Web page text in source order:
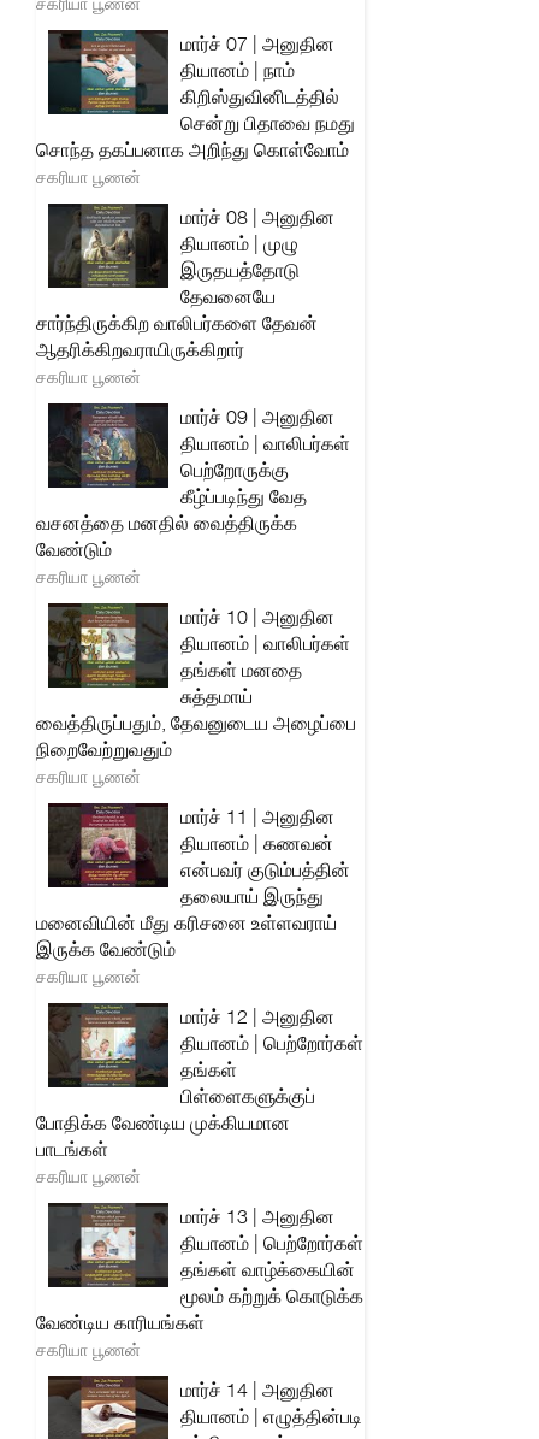
மார்ச் 07 | அனுதின
தியானம் | நாம்
கிறிஸ்துவினிடத்தில்
சென்று பிதாவை நமது
சொந்த தகப்பனாக அறிந்து கொள்வோம்
சகரியா பூணன்
மார்ச் 08 | அனுதின
தியானம் | முழு
இருதயத்தோடு
தேவனையே
சார்ந்திருக்கிற வாலிபர்களை தேவன்
ஆதரிக்கிறவராயிருக்கிறார்
சகரியா பூணன்
மார்ச் 09 | அனுதின
தியானம் | வாலிபர்கள்
பெற்றோருக்கு
கீழ்ப்படிந்து வேத
வசனத்தை மனதில் வைத்திருக்க
வேண்டும்
சகரியா பூணன்
மார்ச் 10 | அனுதின
தியானம் | வாலிபர்கள்
தங்கள் மனதை
சுத்தமாய்
வைத்திருப்பதும், தேவனுடைய அழைப்பை
நிறைவேற்றுவதும்
சகரியா பூணன்
மார்ச் 11 | அனுதின
தியானம் | கணவன்
என்பவர் குடும்பத்தின்
தலையாய் இருந்து
மனைவியின் மீது கரிசனை உள்ளவராய்
இருக்க வேண்டும்
சகரியா பூணன்
மார்ச் 12 | அனுதின
தியானம் | பெற்றோர்கள்
தங்கள்
பிள்ளைகளுக்குப்
போதிக்க வேண்டிய முக்கியமான
பாடங்கள்
சகரியா பூணன்
மார்ச் 13 | அனுதின
தியானம் | பெற்றோர்கள்
தங்கள் வாழ்க்கையின்
மூலம் கற்றுக் கொடுக்க
வேண்டிய காரியங்கள்
சகரியா பூணன்
மார்ச் 14 | அனுதின
தியானம் | எழுத்தின்படி